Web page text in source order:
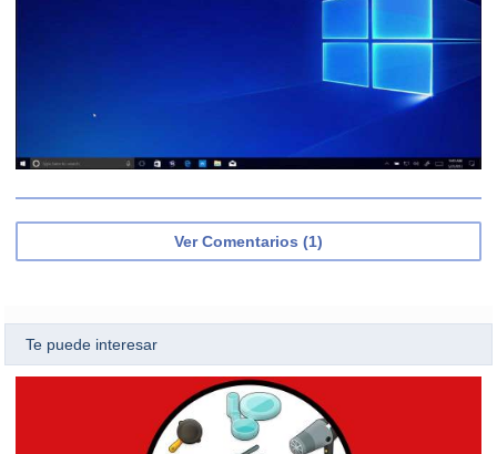
Ver Comentarios (1)
Te puede interesar